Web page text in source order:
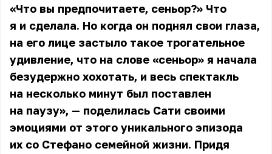
«Что вы предпочитаете, сеньор?» Что
я и сделала. Но когда он поднял свои глаза,
на его лице застыло такое трогательное
удивление, что на слове «сеньор» я начала
безудержно хохотать, и весь спектакль
на несколько минут был поставлен
на паузу», — поделилась Сати своими
эмоциями от этого уникального эпизода
их со Стефано семейной жизни. Придя